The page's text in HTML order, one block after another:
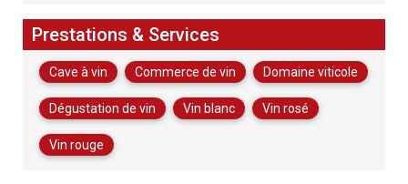
Prestations & Services
Cave à vin Commerce de vin Domaine viticole
Dégustation de vin Vin blanc Vin rosé
Vin rouge